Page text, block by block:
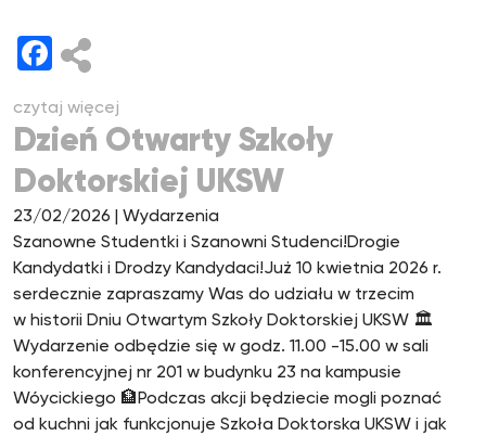
Facebook
czytaj więcej
Dzień Otwarty Szkoły
Doktorskiej UKSW
23/02/2026 | Wydarzenia
Szanowne Studentki i Szanowni Studenci!Drogie
Kandydatki i Drodzy Kandydaci!Już 10 kwietnia 2026 r.
serdecznie zapraszamy Was do udziału w trzecim
w historii Dniu Otwartym Szkoły Doktorskiej UKSW 🏛
Wydarzenie odbędzie się w godz. 11.00 -15.00 w sali
konferencyjnej nr 201 w budynku 23 na kampusie
Wóycickiego 🏦Podczas akcji będziecie mogli poznać
od kuchni jak funkcjonuje Szkoła Doktorska UKSW i jak